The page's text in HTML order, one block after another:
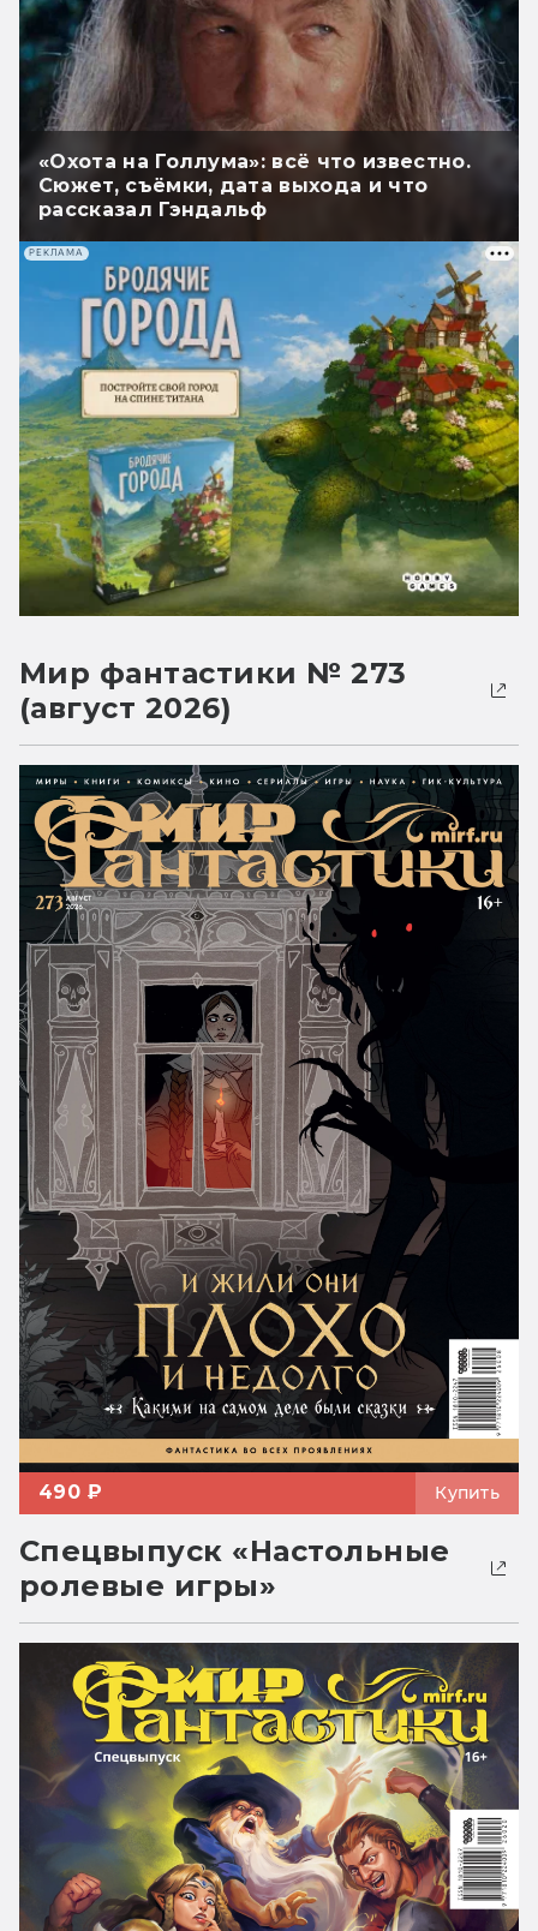
«Охота на Голлума»: всё что известно.
Сюжет, съёмки, дата выхода и что
рассказал Гэндальф
РЕКЛАМА
Мир фантастики № 273
(август 2026)
490 ₽ Купить
Спецвыпуск «Настольные
ролевые игры»